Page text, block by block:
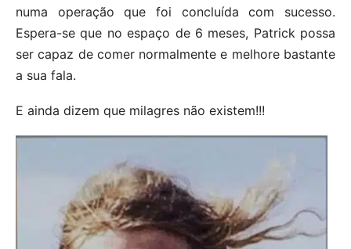
numa operação que foi concluída com sucesso.
Espera-se que no espaço de 6 meses, Patrick possa
ser capaz de comer normalmente e melhore bastante
a sua fala.
E ainda dizem que milagres não existem!!!